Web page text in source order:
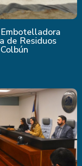
de Residuos